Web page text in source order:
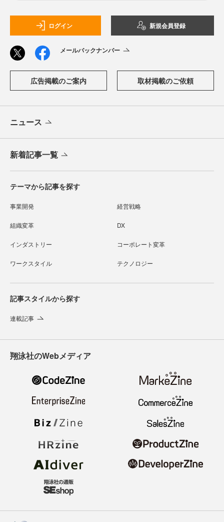
ログイン 新規会員登録
メールバックナンバー
広告掲載のご案内 取材掲載のご依頼
ニュース
新着記事一覧
テーマから記事を探す
事業開発 経営戦略
組織変革 DX
インダストリー コーポレート変革
ワークスタイル テクノロジー
記事スタイルから探す
連載記事
翔泳社のWebメディア